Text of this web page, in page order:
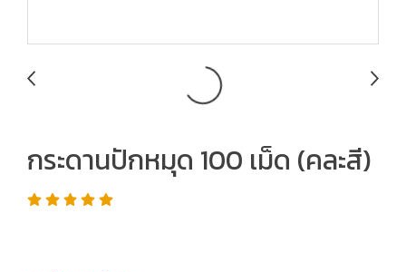
กระดานปักหมุด 100 เม็ด (คละสี)